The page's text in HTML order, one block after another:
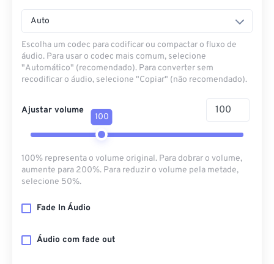
Auto
Escolha um codec para codificar ou compactar o fluxo de
áudio. Para usar o codec mais comum, selecione
"Automático" (recomendado). Para converter sem
recodificar o áudio, selecione "Copiar" (não recomendado).
Ajustar volume
100
100% representa o volume original. Para dobrar o volume,
aumente para 200%. Para reduzir o volume pela metade,
selecione 50%.
Fade In Áudio
Áudio com fade out